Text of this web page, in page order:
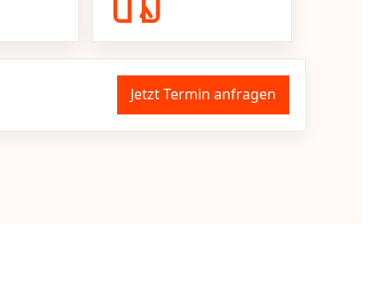
Jetzt Termin anfragen